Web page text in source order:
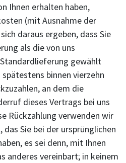
Ihnen erhalten haben,
(mit Ausnahme der
daraus ergeben, dass Sie
als die von uns
gewählt
binnen vierzehn
an dem die
dieses Vertrags bei uns
Rückzahlung verwenden wir
Sie bei der ursprünglichen
es sei denn, mit Ihnen
anderes vereinbart; in keinem